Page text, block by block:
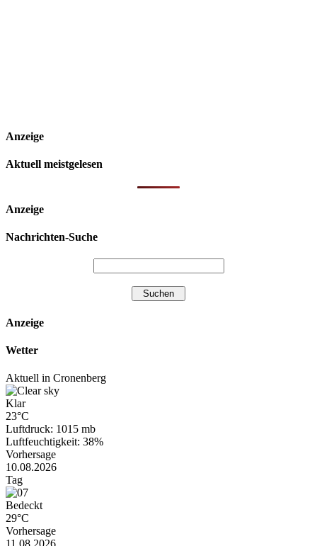
Anzeige
Aktuell meistgelesen
Anzeige
Nachrichten-Suche
Anzeige
Wetter
Aktuell in Cronenberg
Klar
23°C
Luftdruck: 1015 mb
Luftfeuchtigkeit: 38%
Vorhersage
10.08.2026
Tag
Bedeckt
29°C
Vorhersage